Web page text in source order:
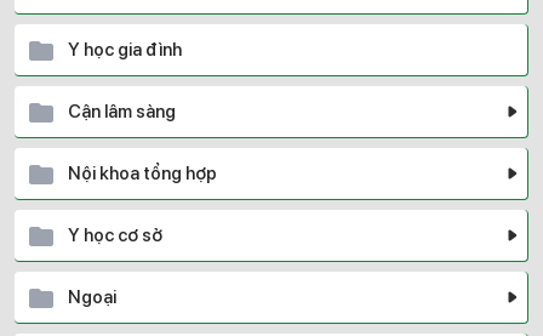
Y học gia đình
Cận lâm sàng
Nội khoa tổng hợp
Y học cơ sở
Ngoại